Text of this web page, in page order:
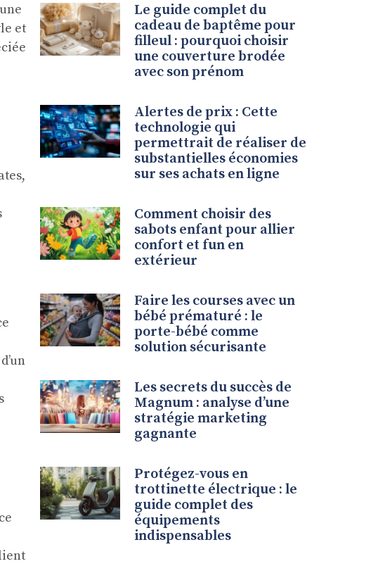
et
Le guide complet du
cadeau de baptême pour
filleul : pourquoi choisir
une couverture brodée
avec son prénom
Alertes de prix : Cette
technologie qui
permettrait de réaliser de
substantielles économies
sur ses achats en ligne
Comment choisir des
sabots enfant pour allier
confort et fun en
extérieur
Faire les courses avec un
bébé prématuré : le
porte-bébé comme
solution sécurisante
Les secrets du succès de
Magnum : analyse d’une
stratégie marketing
gagnante
Protégez-vous en
trottinette électrique : le
guide complet des
équipements
indispensables